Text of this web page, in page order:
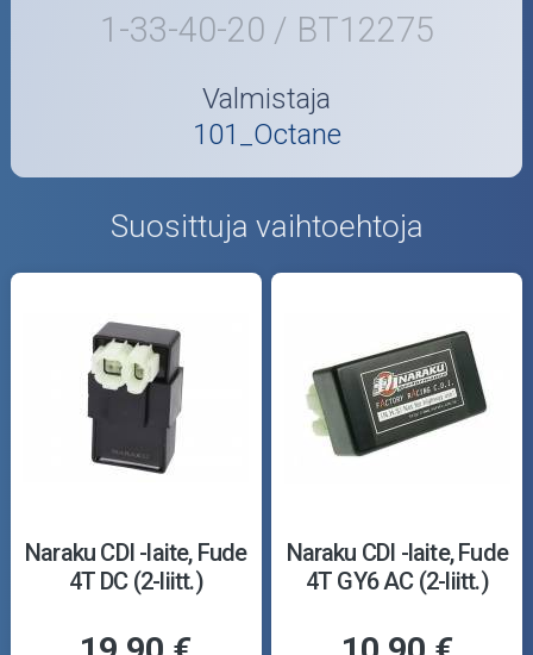
1-33-40-20 / BT12275
Valmistaja
101_Octane
Suosittuja vaihtoehtoja
Naraku CDI -laite, Fude
4T DC (2-liitt.)
Naraku CDI -laite, Fude
4T GY6 AC (2-liitt.)